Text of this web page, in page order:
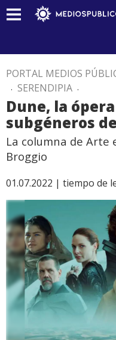
PORTAL MEDIOS
. SERENDIPIA .
Dune, la
subgéneros
La columna de Arte
Broggio
01.07.2022 | tiempo de